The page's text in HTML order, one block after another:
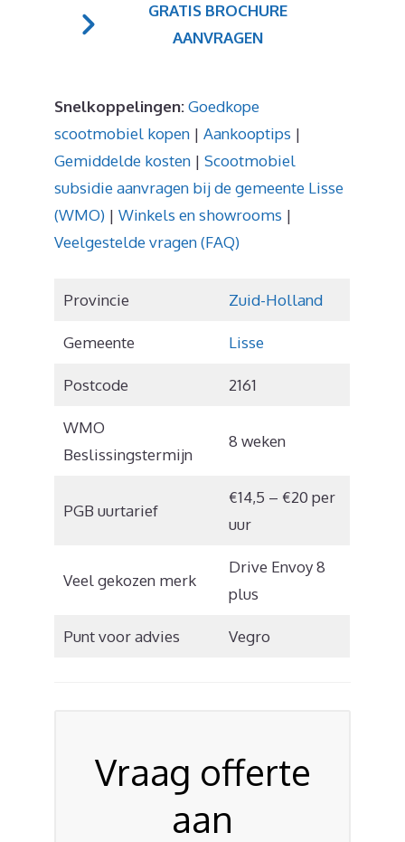
GRATIS BROCHURE
AANVRAGEN
Snelkoppelingen:Goedkope
scootmobiel kopen | Aankooptips |
Gemiddelde kosten | Scootmobiel
subsidie aanvragen bij de gemeente Lisse
(WMO) | Winkels en showrooms |
Veelgestelde vragen (FAQ)
Provincie Zuid-Holland
Gemeente Lisse
Postcode 2161
WMO
Beslissingstermijn
8 weken
PGB uurtarief
€14,5 – €20 per
uur
Veel gekozen merk
Drive Envoy 8
plus
Punt voor advies Vegro
Vraag offerte
aan